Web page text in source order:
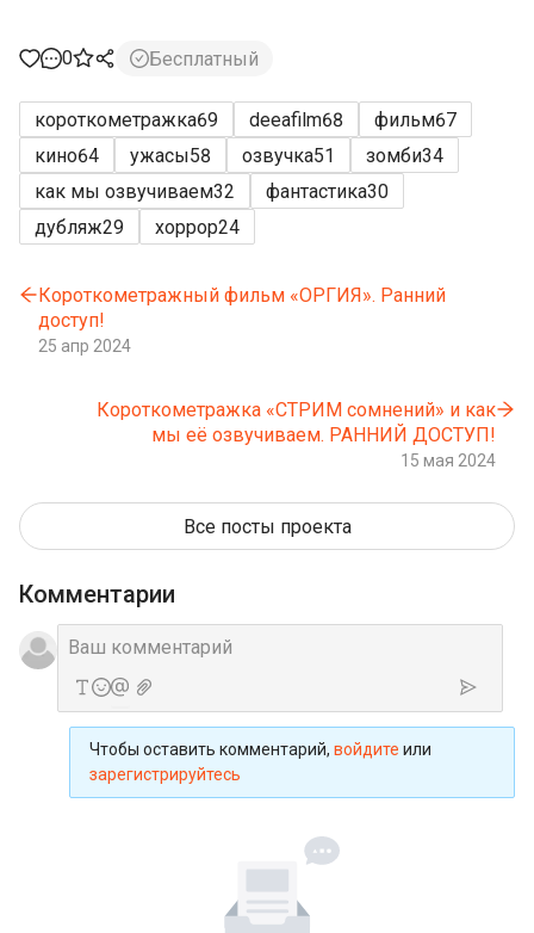
0 Бесплатный
короткометражка69 deeafilm68 фильм67
кино64 ужасы58 озвучка51 зомби34
как мы озвучиваем32 фантастика30
дубляж29 хоррор24
Короткометражный фильм «ОРГИЯ». Ранний
доступ!
25 апр 2024
Короткометражка «СТРИМ сомнений» и как
мы её озвучиваем. РАННИЙ ДОСТУП!
15 мая 2024
Все посты проекта
Комментарии
Чтобы оставить комментарий, войдите или
зарегистрируйтесь